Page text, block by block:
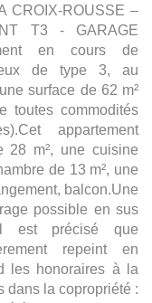
CROIX-ROUSSE –
T3 - GARAGE
en cours de
de type 3, au
surface de 62 m²
toutes commodités
appartement
28 m², une cuisine
de 13 m², une
balcon.Une
possible en sus
est précisé que
repeint en
les honoraires à la
dans la copropriété :